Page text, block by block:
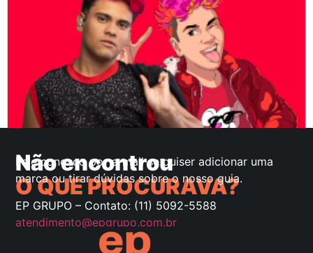
Não encontrou
O QUE PROCURAVA?
Fale conosco por e-mail se quiser adicionar uma
marca ou tirar dúvidas sobre o nosso guia.
EP GRUPO – Contato: (11) 5092-5588
atendimento@epgrupo.com.br